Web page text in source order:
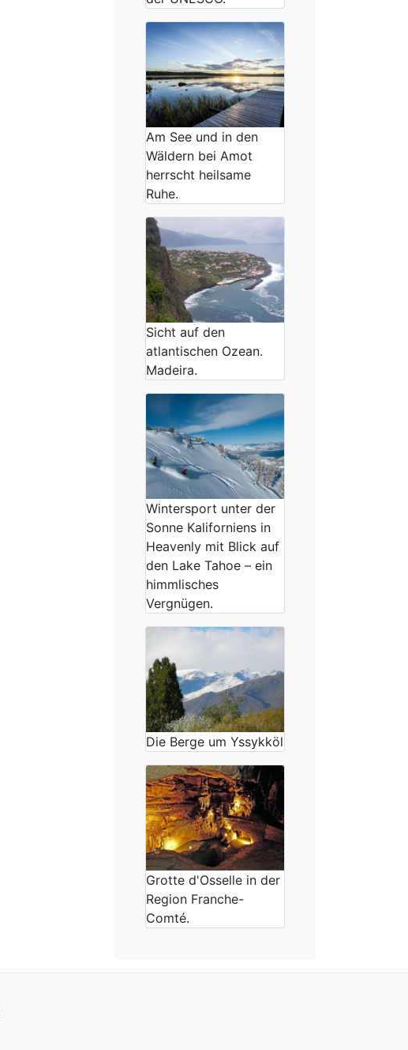
Am See und in den
Wäldern bei Amot
herrscht heilsame
Ruhe.
Sicht auf den
atlantischen Ozean.
Madeira.
Wintersport unter der
Sonne Kaliforniens in
Heavenly mit Blick auf
den Lake Tahoe – ein
himmlisches
Vergnügen.
Die Berge um Yssykköl
Grotte d'Osselle in der
Region Franche-
Comté.